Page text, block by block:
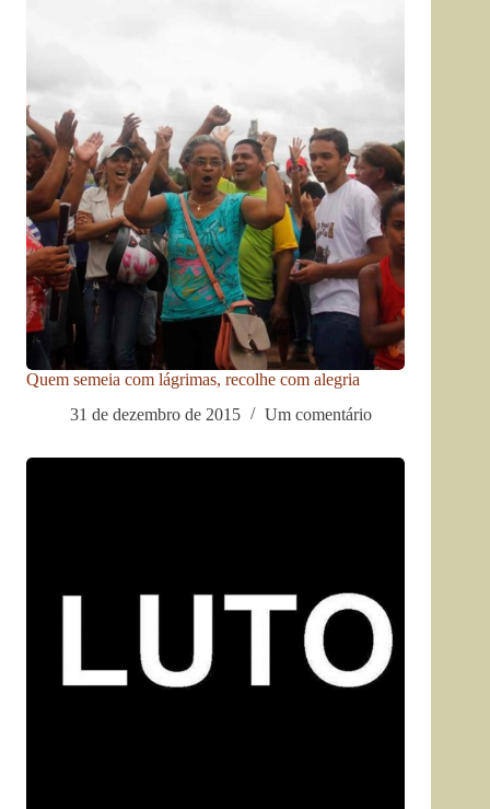
Quem semeia com lágrimas, recolhe com alegria
31 de dezembro de 2015
Um comentário